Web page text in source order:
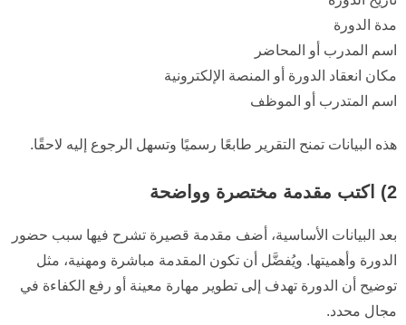
مدة الدورة
اسم المدرب أو المحاضر
مكان انعقاد الدورة أو المنصة الإلكترونية
اسم المتدرب أو الموظف
هذه البيانات تمنح التقرير طابعًا رسميًا وتسهل الرجوع إليه لاحقًا.
2) اكتب مقدمة مختصرة وواضحة
بعد البيانات الأساسية، أضف مقدمة قصيرة تشرح فيها سبب حضور
الدورة وأهميتها. ويُفضَّل أن تكون المقدمة مباشرة ومهنية، مثل
توضيح أن الدورة تهدف إلى تطوير مهارة معينة أو رفع الكفاءة في
مجال محدد.